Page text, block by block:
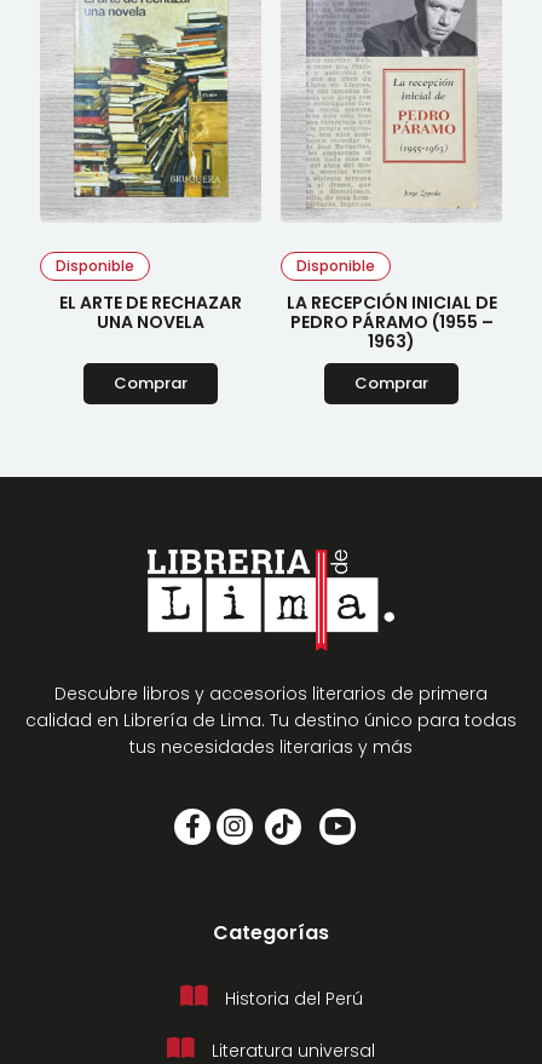
Disponible
EL ARTE DE RECHAZAR
UNA NOVELA
Comprar
Disponible
LA RECEPCIÓN INICIAL DE
PEDRO PÁRAMO (1955 –
1963)
Comprar
Descubre libros y accesorios literarios de primera
calidad en Librería de Lima. Tu destino único para todas
tus necesidades literarias y más
Categorías
Historia del Perú
Literatura universal